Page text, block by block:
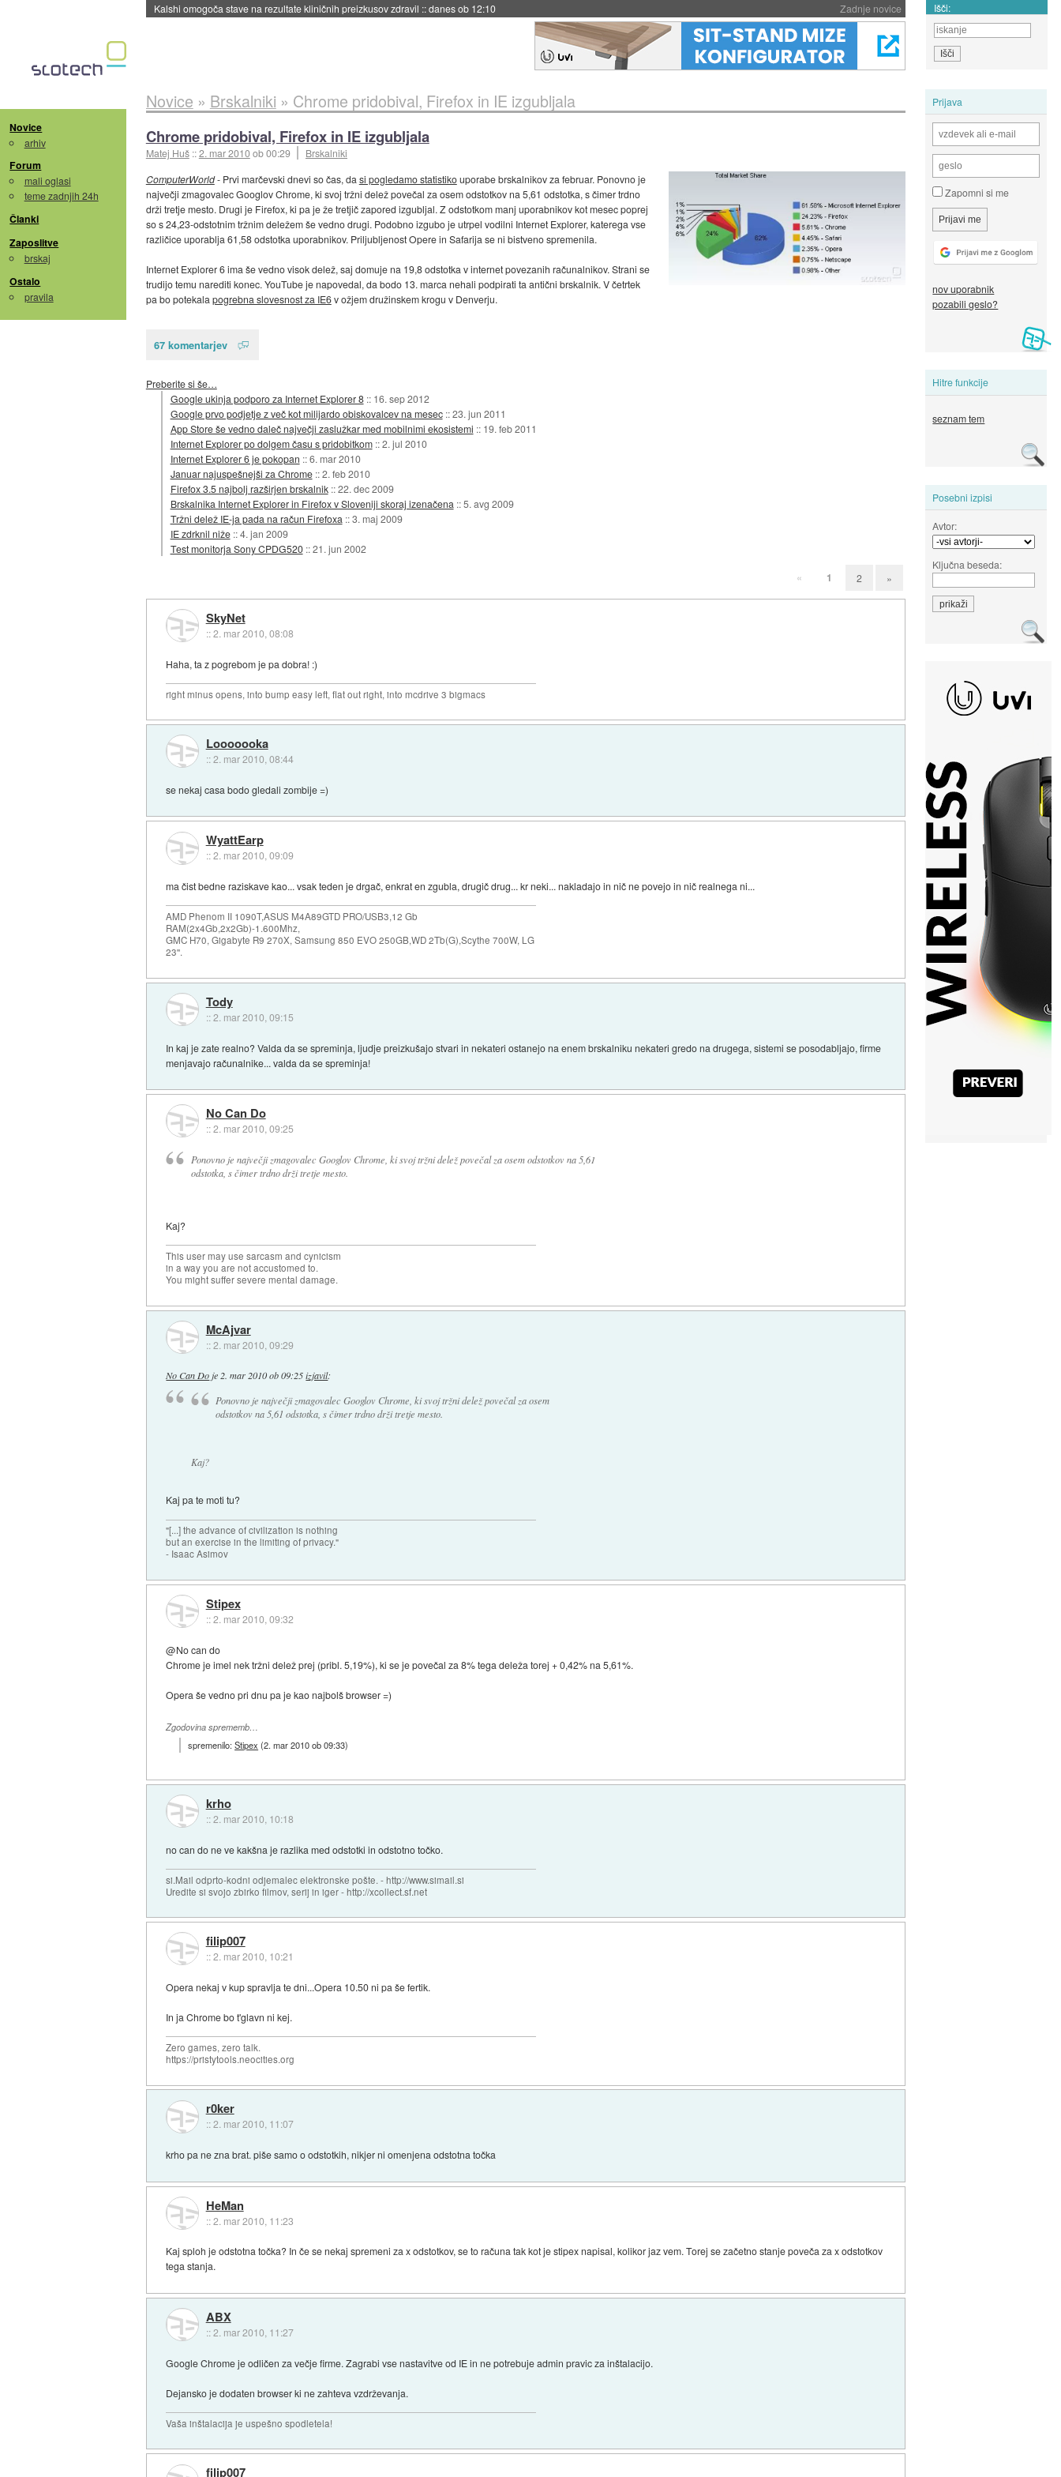
Zadnje novice
Sandisk že prodal več kot polovico SSD-jev za naslednji dve leti::danes ob 11:37 Išči:
Novice
arhiv
Forum
mali oglasi
teme zadnjih 24h
Članki
Zaposlitve
brskaj
Ostalo
pravila
Prijava
Zapomni si me
nov uporabnik
pozabili geslo?
Hitre funkcije
seznam tem
Posebni izpisi
Avtor:
Ključna beseda:
Novice » Brskalniki » Chrome pridobival, Firefox in IE izgubljala
Chrome pridobival, Firefox in IE izgubljala
Matej Huš ::2. mar 2010ob 00:29
Brskalniki
ComputerWorld- Prvi marčevski dnevi so čas, da si pogledamo statistikouporabe brskalnikov za februar. Ponovno je
največji zmagovalec Googlov Chrome, ki svoj tržni delež povečal za osem odstotkov na 5,61 odstotka, s čimer trdno
drži tretje mesto. Drugi je Firefox, ki pa je že tretjič zapored izgubljal. Z odstotkom manj uporabnikov kot mesec poprej
so s 24,23-odstotnim tržnim deležem še vedno drugi. Podobno izgubo je utrpel vodilni Internet Explorer, katerega vse
različice uporablja 61,58 odstotka uporabnikov. Priljubljenost Opere in Safarija se ni bistveno spremenila.
Internet Explorer 6 ima še vedno visok delež, saj domuje na 19,8 odstotka v internet povezanih računalnikov. Strani se
trudijo temu narediti konec. YouTube je napovedal, da bodo 13. marca nehali podpirati ta antični brskalnik. V četrtek
pa bo potekala pogrebna slovesnost za IE6v ožjem družinskem krogu v Denverju.
67 komentarjev
Preberite si še…
Google ukinja podporo za Internet Explorer 8 :: 16. sep 2012
Google prvo podjetje z več kot milijardo obiskovalcev na mesec ::23. jun 2011
App Store še vedno daleč največji zaslužkar med mobilnimi ekosistemi :: 19. feb 2011
Internet Explorer po dolgem času s pridobitkom ::2. jul 2010
Internet Explorer 6 je pokopan ::6. mar 2010
Januar najuspešnejši za Chrome ::2. feb 2010
Firefox 3.5 najbolj razširjen brskalnik ::22. dec 2009
Brskalnika Internet Explorer in Firefox v Sloveniji skoraj izenačena ::5. avg 2009
Tržni delež IE-ja pada na račun Firefoxa ::3. maj 2009
IE zdrknil niže ::4. jan 2009
Test monitorja Sony CPDG520 ::21. jun 2002
« 1 2 »
SkyNet
::2. mar 2010, 08:08
Haha, ta z pogrebom je pa dobra! :)
right minus opens, into bump easy left, flat out right, into mcdrive 3 bigmacs
Looooooka
::2. mar 2010, 08:44
se nekaj casa bodo gledali zombije =)
WyattEarp
::2. mar 2010, 09:09
ma čist bedne raziskave kao... vsak teden je drgač, enkrat en zgubla, drugič drug... kr neki... nakladajo in nič ne povejo in nič realnega ni...
AMD Phenom II 1090T,ASUS M4A89GTD PRO/USB3,12 Gb
RAM(2x4Gb,2x2Gb)-1.600Mhz,
GMC H70, Gigabyte R9 270X, Samsung 850 EVO 250GB,WD 2Tb(G),Scythe 700W, LG
23''.
Tody
::2. mar 2010, 09:15
In kaj je zate realno? Valda da se spreminja, ljudje preizkušajo stvari in nekateri ostanejo na enem brskalniku nekateri gredo na drugega, sistemi se posodabljajo, firme
menjavajo računalnike... valda da se spreminja!
No Can Do
::2. mar 2010, 09:25
Ponovno je največji zmagovalec Googlov Chrome, ki svoj tržni delež povečal za osem odstotkov na 5,61
odstotka, s čimer trdno drži tretje mesto.
Kaj?
This user may use sarcasm and cynicism
in a way you are not accustomed to.
You might suffer severe mental damage.
McAjvar
::2. mar 2010, 09:29
No Can Do je 2. mar 2010 ob 09:25 izjavil:
Ponovno je največji zmagovalec Googlov Chrome, ki svoj tržni delež povečal za osem
odstotkov na 5,61 odstotka, s čimer trdno drži tretje mesto.
Kaj?
Kaj pa te moti tu?
"[...] the advance of civilization is nothing
but an exercise in the limiting of privacy."
- Isaac Asimov
Stipex
::2. mar 2010, 09:32
@No can do
Chrome je imel nek tržni delež prej (pribl. 5,19%), ki se je povečal za 8% tega deleža torej + 0,42% na 5,61%.
Opera še vedno pri dnu pa je kao najbolš browser =)
Zgodovina sprememb…
spremenilo:Stipex (2. mar 2010 ob 09:33)
krho
::2. mar 2010, 10:18
no can do ne ve kakšna je razlika med odstotki in odstotno točko.
si.Mail odprto-kodni odjemalec elektronske pošte. - http://www.simail.si
Uredite si svojo zbirko filmov, serij in iger - http://xcollect.sf.net
filip007
::2. mar 2010, 10:21
Opera nekaj v kup spravlja te dni...Opera 10.50 ni pa še fertik.
In ja Chrome bo t'glavn ni kej.
Zero games, zero talk.
https://pristytools.neocities.org
r0ker
::2. mar 2010, 11:07
krho pa ne zna brat. piše samo o odstotkih, nikjer ni omenjena odstotna točka
HeMan
::2. mar 2010, 11:23
Kaj sploh je odstotna točka? In če se nekaj spremeni za x odstotkov, se to računa tak kot je stipex napisal, kolikor jaz vem. Torej se začetno stanje poveča za x odstotkov
tega stanja.
ABX
::2. mar 2010, 11:27
Google Chrome je odličen za večje firme. Zagrabi vse nastavitve od IE in ne potrebuje admin pravic za inštalacijo.
Dejansko je dodaten browser ki ne zahteva vzdrževanja.
Vaša inštalacija je uspešno spodletela!
filip007